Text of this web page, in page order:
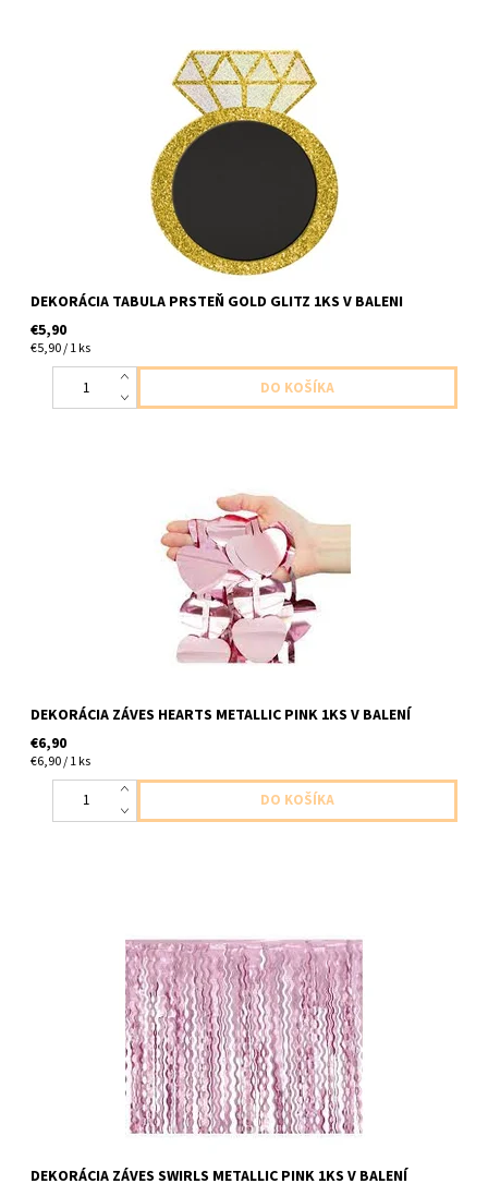
plastova dekoracia možnosť písania vlastného textu 1ks v baleni
DEKORÁCIA TABULA PRSTEŇ GOLD GLITZ 1KS V BALENI
€5,90
€5,90 / 1 ks
plastovy dekoracny srdieckovy zaves kovova ruzova 1ks v
DEKORÁCIA ZÁVES HEARTS METALLIC PINK 1KS V BALENÍ
€6,90
€6,90 / 1 ks
plastovy dekoracny zaves vlnka kovova ruzova 1ks v baleni
DEKORÁCIA ZÁVES SWIRLS METALLIC PINK 1KS V BALENÍ